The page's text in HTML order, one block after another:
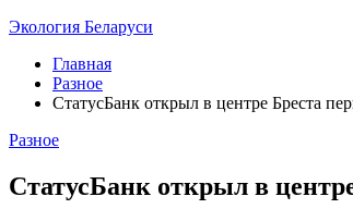
Экология Беларуси
Главная
Разное
СтатусБанк открыл в центре Бреста
Разное
СтатусБанк открыл в